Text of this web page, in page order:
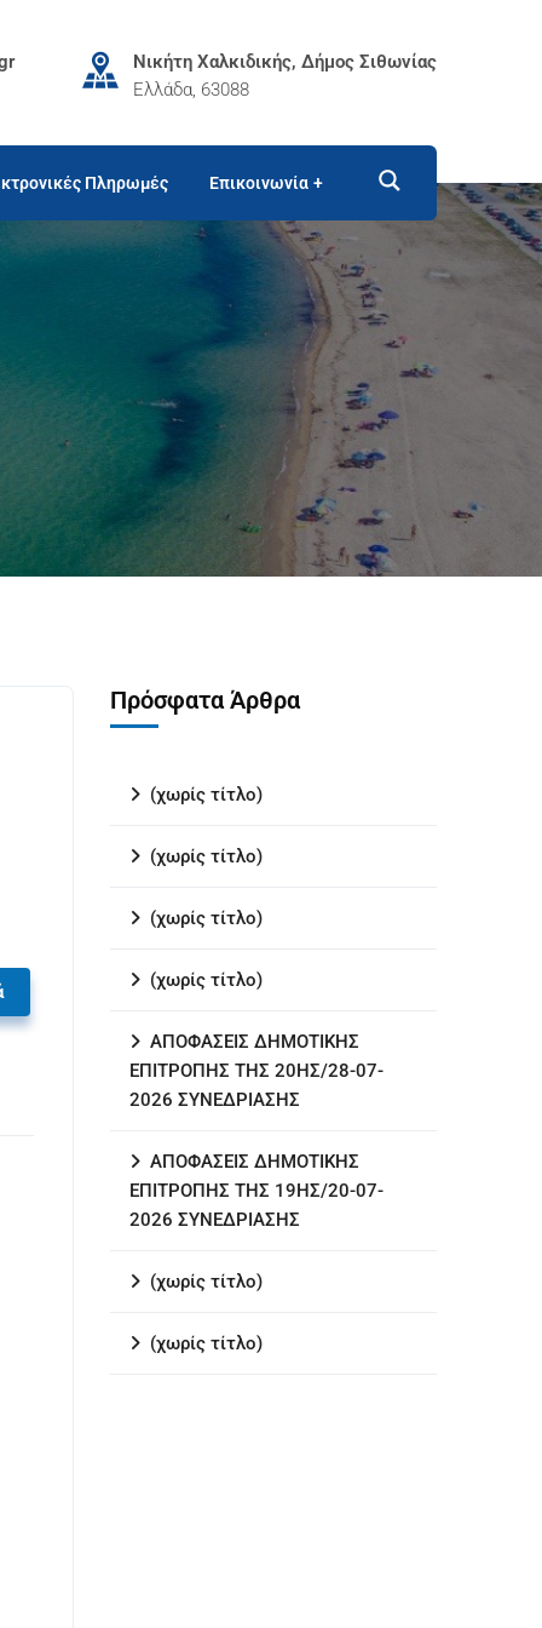
Νικήτη Χαλκιδικής, Δήμος Σιθωνίας
Ελλάδα, 63088
Πληρωμές Επικοινωνία
Πρόσφατα Άρθρα
(χωρίς τίτλο)
(χωρίς τίτλο)
(χωρίς τίτλο)
(χωρίς τίτλο)
ΑΠΟΦΑΣΕΙΣ ΔΗΜΟΤΙΚΗΣ
ΕΠΙΤΡΟΠΗΣ ΤΗΣ 20ΗΣ/28-07-
2026 ΣΥΝΕΔΡΙΑΣΗΣ
ΑΠΟΦΑΣΕΙΣ ΔΗΜΟΤΙΚΗΣ
ΕΠΙΤΡΟΠΗΣ ΤΗΣ 19ΗΣ/20-07-
2026 ΣΥΝΕΔΡΙΑΣΗΣ
(χωρίς τίτλο)
(χωρίς τίτλο)